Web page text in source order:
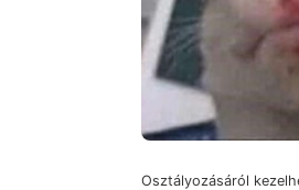
Osztályozásáról